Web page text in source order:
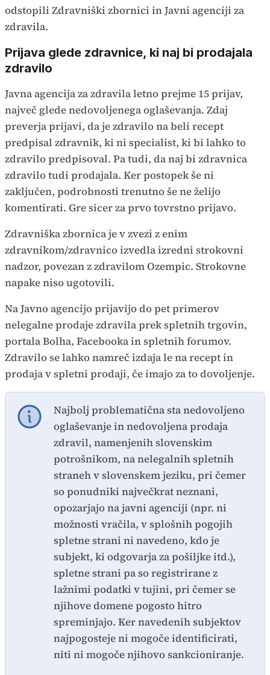
odstopili Zdravniški zbornici in Javni agenciji za
zdravila.
Prijava glede zdravnice, ki naj bi prodajala
zdravilo
Javna agencija za zdravila letno prejme 15 prijav,
največ glede nedovoljenega oglaševanja. Zdaj
preverja prijavi, da je zdravilo na beli recept
predpisal zdravnik, ki ni specialist, ki bi lahko to
zdravilo predpisoval. Pa tudi, da naj bi zdravnica
zdravilo tudi prodajala. Ker postopek še ni
zaključen, podrobnosti trenutno še ne želijo
komentirati. Gre sicer za prvo tovrstno prijavo.
Zdravniška zbornica je v zvezi z enim
zdravnikom/zdravnico izvedla izredni strokovni
nadzor, povezan z zdravilom Ozempic. Strokovne
napake niso ugotovili.
Na Javno agencijo prijavijo do pet primerov
nelegalne prodaje zdravila prek spletnih trgovin,
portala Bolha, Facebooka in spletnih forumov.
Zdravilo se lahko namreč izdaja le na recept in
prodaja v spletni prodaji, če imajo za to dovoljenje.
Najbolj problematična sta nedovoljeno
oglaševanje in nedovoljena prodaja
zdravil, namenjenih slovenskim
potrošnikom, na nelegalnih spletnih
straneh v slovenskem jeziku, pri čemer
so ponudniki največkrat neznani,
opozarjajo na javni agenciji (npr. ni
možnosti vračila, v splošnih pogojih
spletne strani ni navedeno, kdo je
subjekt, ki odgovarja za pošiljke itd.),
spletne strani pa so registrirane z
lažnimi podatki v tujini, pri čemer se
njihove domene pogosto hitro
spreminjajo. Ker navedenih subjektov
najpogosteje ni mogoče identificirati,
niti ni mogoče njihovo sankcioniranje.